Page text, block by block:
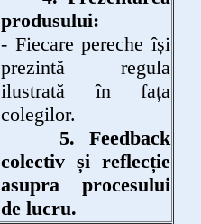
produsului:
- Fiecare pereche își
prezintă regula
ilustrată în fața
colegilor.
5. Feedback
colectiv și reflecție
asupra procesului
de lucru.